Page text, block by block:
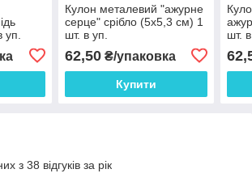
Кулон металевий "ажурне
серце" срібло (5х5,3 см) 1
шт. в уп.
62,50₴/упаковка
Купити
шт.
з 38 відгуків за рік